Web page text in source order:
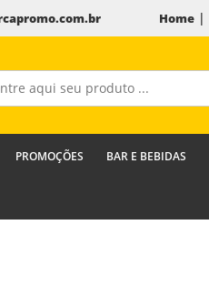
Home|
PROMOÇÕES BAR E BEBIDAS